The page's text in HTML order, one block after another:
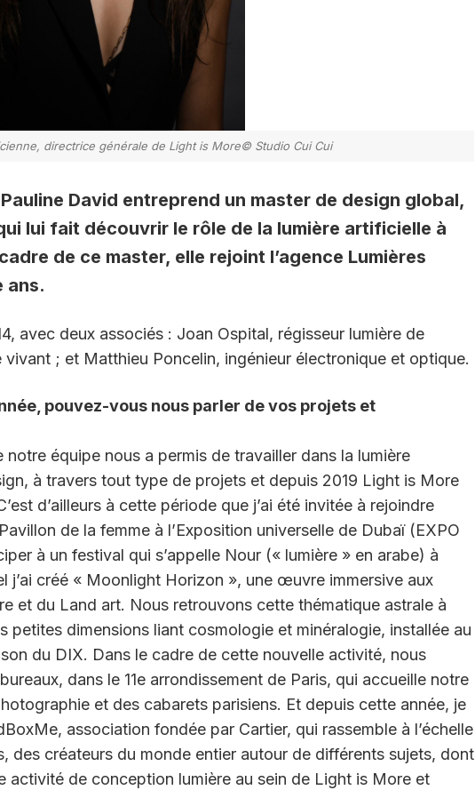
directrice générale de Light is More© Studio Cui Cui
David entreprend un master de design global,
lui fait découvrir le rôle de la lumière artificielle à
de ce master, elle rejoint l’agence Lumières
ans.
avec deux associés : Joan Ospital, régisseur lumière de
; et Matthieu Poncelin, ingénieur électronique et optique.
pouvez-vous nous parler de vos projets et
équipe nous a permis de travailler dans la lumière
à travers tout type de projets et depuis 2019 Light is More
d’ailleurs à cette période que j’ai été invitée à rejoindre
de la femme à l’Exposition universelle de Dubaï (EXPO
à un festival qui s’appelle Nour (« lumière » en arabe) à
j’ai créé « Moonlight Horizon », une œuvre immersive aux
et du Land art. Nous retrouvons cette thématique astrale à
petites dimensions liant cosmologie et minéralogie, installée au
du DIX. Dans le cadre de cette nouvelle activité, nous
dans le 11e arrondissement de Paris, qui accueille notre
et des cabarets parisiens. Et depuis cette année, je
association fondée par Cartier, qui rassemble à l’échelle
des créateurs du monde entier autour de différents sujets, dont
activité de conception lumière au sein de Light is More et